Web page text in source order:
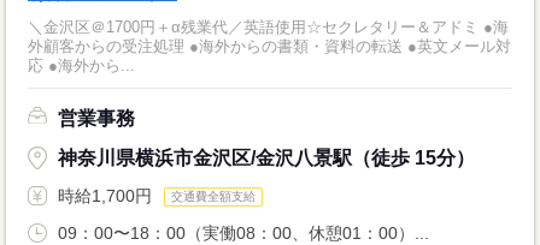
＼金沢区＠1700円＋α残業代／英語使用☆セクレタリー＆アドミ ●海
外顧客からの受注処理 ●海外からの書類・資料の転送 ●英文メール対
応 ●海外から...
営業事務
神奈川県横浜市金沢区/金沢八景駅（徒歩 15分）
時給1,700円 交通費全額支給
09：00〜18：00（実働08：00、休憩01：00）...